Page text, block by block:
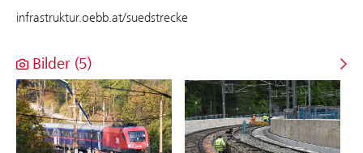
infrastruktur.oebb.at/suedstrecke
Bilder (5)